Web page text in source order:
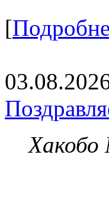
[
Хакобо